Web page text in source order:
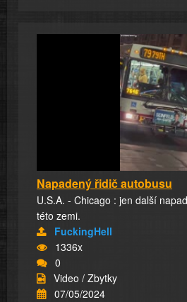
Napadený řidič autobusu
U.S.A. - Chicago : jen další
této zemi.
FuckingHell
1336x
0
Video / Zbytky
07/05/2024